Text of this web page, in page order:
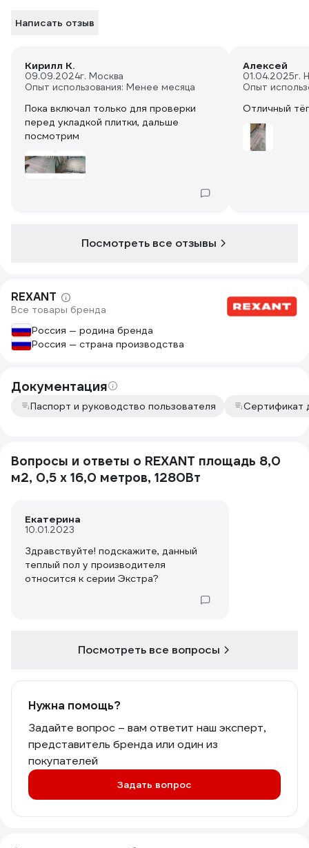
Написать отзыв
Кирилл К.
09.09.2024г. Москва
Опыт использования: Менее месяца
Пока включал только для проверки
перед укладкой плитки, дальше
посмотрим
Алексей
01.04.2025г.
Опыт
Отличный
Посмотреть все отзывы
REXANT
Все товары бренда
Россия — родина бренда
Россия — страна производства
Документация
Паспорт и руководство пользователя Сертификат
Вопросы и ответы о REXANT площадь 8,0
м2, 0,5 х 16,0 метров, 1280Вт
Екатерина
10.01.2023
Здравствуйте! подскажите, данный
теплый пол у производителя
относится к серии Экстра?
Посмотреть все вопросы
Нужна помощь?
Задайте вопрос – вам ответит наш эксперт,
представитель бренда или один из
покупателей
Задать вопрос